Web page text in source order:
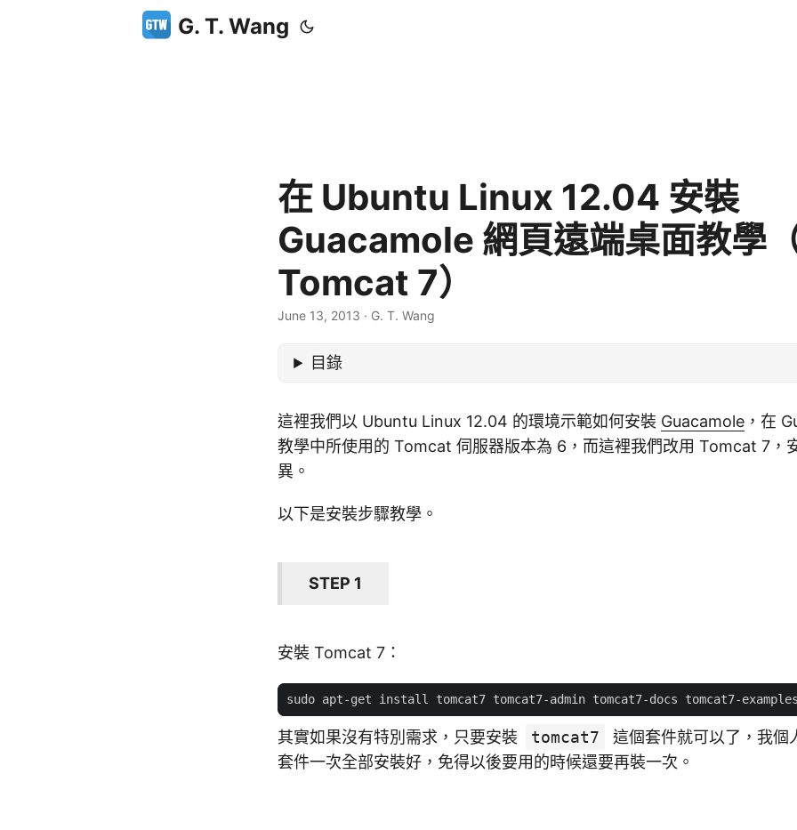
G. T. Wang
在 Ubuntu Linux 12.04 安裝
Guacamole 網頁遠端桌面教學
Tomcat 7）
June 13, 2013 · G. T. Wang
目錄
這裡我們以 Ubuntu Linux 12.04 的環境示範如何安裝 Guacamole ，在
教學中所使用的 Tomcat 伺服器版本為 6，而這裡我們改用 Tomcat 7，
異。
以下是安裝步驟教學。
STEP 1
安裝 Tomcat 7：
其實如果沒有特別需求，只要安裝 tomcat7
這個套件就可以了，我個
套件一次全部安裝好，免得以後要用的時候還要再裝一次。